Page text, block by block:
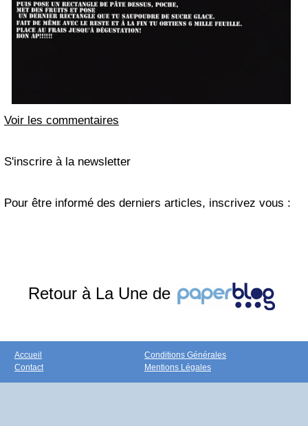
Voir les commentaires
S'inscrire à la newsletter
Pour être informé des derniers articles, inscrivez vous :
Retour à La Une de
Accueil
Contact
Conditions Générales
Mentions Légales